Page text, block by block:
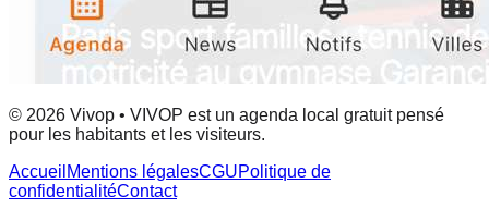
© 2026 Vivop • VIVOP est un agenda local gratuit pensé
pour les habitants et les visiteurs.
Accueil Mentions légalesCGUPolitique de
confidentialitéContact